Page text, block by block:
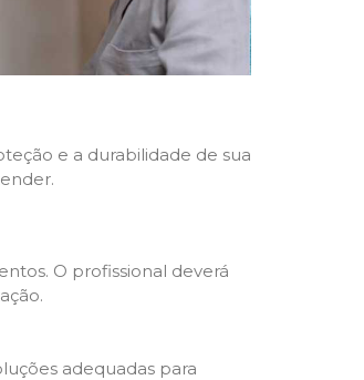
e a durabilidade de sua
O profissional deverá
adequadas para